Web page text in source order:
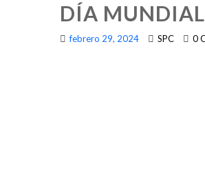
DÍA MUNDIAL
febrero 29, 2024 SPC 0